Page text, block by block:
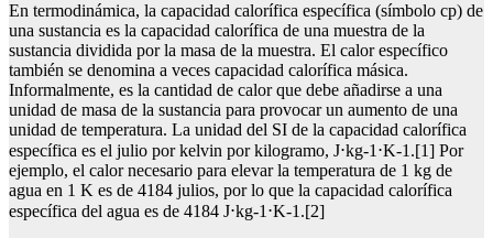
En termodinámica, la capacidad calorífica específica (símbolo cp) de
una sustancia es la capacidad calorífica de una muestra de la
sustancia dividida por la masa de la muestra. El calor específico
también se denomina a veces capacidad calorífica másica.
Informalmente, es la cantidad de calor que debe añadirse a una
unidad de masa de la sustancia para provocar un aumento de una
unidad de temperatura. La unidad del SI de la capacidad calorífica
específica es el julio por kelvin por kilogramo, J⋅kg-1⋅K-1.[1] Por
ejemplo, el calor necesario para elevar la temperatura de 1 kg de
agua en 1 K es de 4184 julios, por lo que la capacidad calorífica
específica del agua es de 4184 J⋅kg-1⋅K-1.[2]